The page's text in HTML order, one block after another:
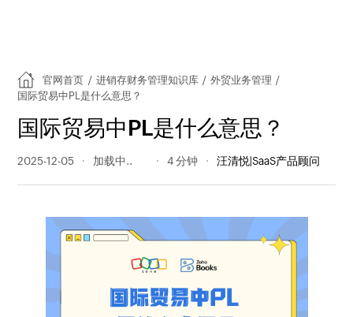
官网首页 / 进销存财务管理知识库 / 外贸业务管理 /
国际贸易中PL是什么意思？
国际贸易中PL是什么意思？
2025-12-05 607 阅读量 4 分钟 汪清悦|SaaS产品顾问